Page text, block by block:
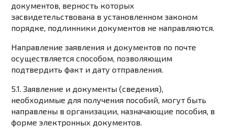
документов, верность которых
засвидетельствована в установленном законом
порядке, подлинники документов не направляются.
Направление заявления и документов по почте
осуществляется способом, позволяющим
подтвердить факт и дату отправления.
5.1. Заявление и документы (сведения),
необходимые для получения пособий, могут быть
направлены в организации, назначающие пособия, в
форме электронных документов.